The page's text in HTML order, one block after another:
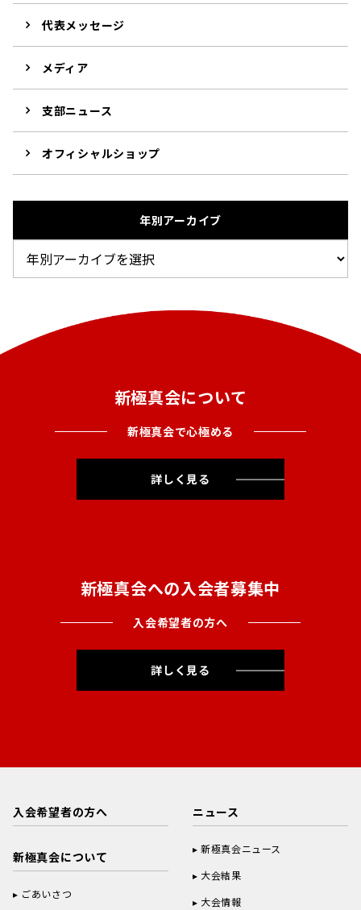
代表メッセージ
メディア
支部ニュース
オフィシャルショップ
年別アーカイブ
新極真会について
新極真会で心極める
詳しく見る
新極真会への入会者募集中
入会希望者の方へ
詳しく見る
入会希望者の方へ
新極真会について
ごあいさつ
ニュース
新極真会ニュース
大会結果
大会情報